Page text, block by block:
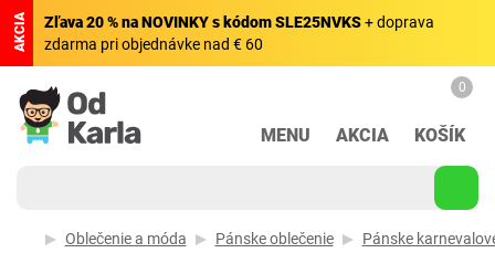
AKCIA Zľava 20 % na NOVINKY s kódom SLE25NVKS+ doprava
zdarma pri objednávke nad € 60
MENU AKCIA
0
KOŠÍK
Oblečenie a móda Pánske oblečenie Pánske